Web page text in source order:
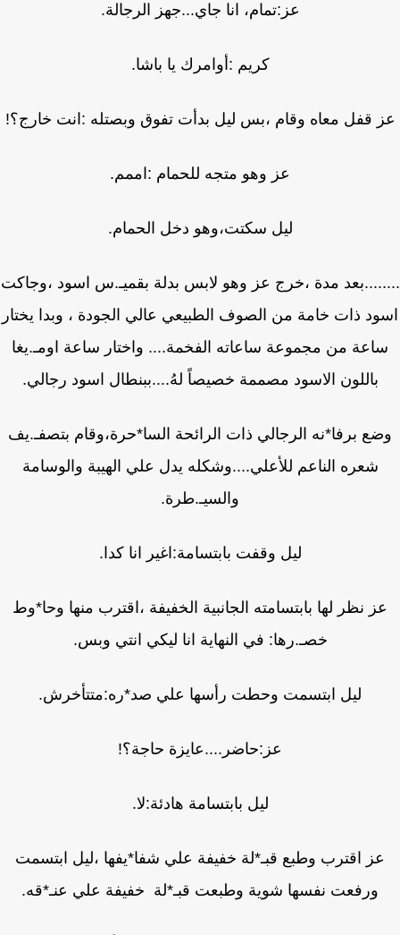
عز:تمام، انا جاي...جهز الرجالة.
كريم :أوامرك يا باشا.
قفل معاه وقام ،بس ليل بدأت تفوق وبصتله :انت خارج؟!
عز وهو متجه للحمام :اممم.
ليل سكتت،وهو دخل الحمام.
مدة ،خرج عز وهو لابس بدلة بقميـ.س اسود ،وجاكت
ذات خامة من الصوف الطبيعي عالي الجودة ، وبدا يختار
من مجموعة ساعاته الفخمة.... واختار ساعة اومـ.يغا
باللون الاسود مصممة خصيصاً لهُ....ببنطال اسود رجالي.
برفا*نه الرجالي ذات الرائحة السا*حرة،وقام بتصفـ.يف
شعره الناعم للأعلي....وشكله يدل علي الهيبة والوسامة
والسيـ.طرة.
ليل وقفت بابتسامة:اغير انا كدا.
نظر لها بابتسامته الجانبية الخفيفة ،اقترب منها وحا*وط
خصـ.رها: في النهاية انا ليكي انتي وبس.
ليل ابتسمت وحطت رأسها علي صد*ره:متتأخرش.
عز:حاضر....عايزة حاجة؟!
ليل بابتسامة هادئة:لا.
عز اقترب وطبع قبـ*لة خفيفة علي شفا*يفها ،ليل ابتسمت
ورفعت نفسها شوية وطبعت قبـ*لة خفيفة علي عنـ*قه.